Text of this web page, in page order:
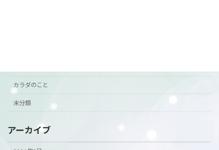
カラダのこと
未分類
アーカイブ